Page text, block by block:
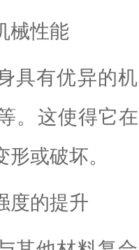
械性能
具有优异的
。这使得它
或破坏。
度的提升